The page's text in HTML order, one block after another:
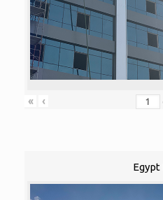
« ‹
Egypt